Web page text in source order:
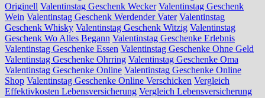
Originell Valentinstag Geschenk Wecker Valentinstag Geschenk
Wein Valentinstag Geschenk Werdender Vater Valentinstag
Geschenk Whisky Valentinstag Geschenk Witzig Valentinstag
Geschenk Wo Alles Begann Valentinstag Geschenke Erlebnis
Valentinstag Geschenke Essen Valentinstag Geschenke Ohne Geld
Valentinstag Geschenke Ohrring Valentinstag Geschenke Oma
Valentinstag Geschenke Online Valentinstag Geschenke Online
Shop Valentinstag Geschenke Online Verschicken Vergleich
Effektivkosten Lebensversicherung Vergleich Lebensversicherung